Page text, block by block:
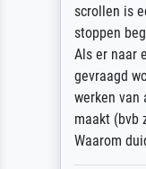
scrollen is
stoppen
Als er naar
gevraagd
werken van
maakt (bvb
Waarom